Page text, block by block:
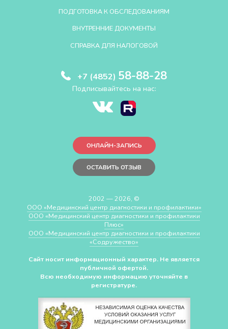
ПОДГОТОВКА К ОБСЛЕДОВАНИЯМ
ВНУТРЕННИЕ ДОКУМЕНТЫ
СПРАВКА ДЛЯ НАЛОГОВОЙ
+7 (4852) 58-88-28
Подписывайтесь на нас:
ОНЛАЙН-ЗАПИСЬ
ОСТАВИТЬ ОТЗЫВ
2002 — 2026, ©
ООО «Медицинский центр диагностики и профилактики»
ООО «Медицинский центр диагностики и профилактики
Плюс»
ООО «Медицинский центр диагностики и профилактики
«Cодружество»
Сайт носит информационный характер. Не является
публичной офертой.
Всю необходимую информацию уточняйте в
регистратуре.